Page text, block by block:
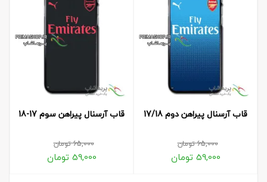
قاب آرسنال پیراهن دوم 17/18
65,000تومان
59,000 تومان
قاب آرسنال پیراهن سوم 17-18
65,000تومان
59,000 تومان